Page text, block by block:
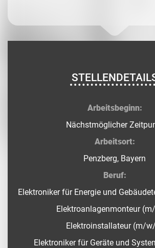
Arbeitsbeginn:
Nächstmöglicher
Arbeitsort:
Penzberg, Bayern
Beruf:
Elektroniker für Energie und
Elektroanlagenmonteur
Elektroinstallateur (m/
Elektroniker für Geräte und